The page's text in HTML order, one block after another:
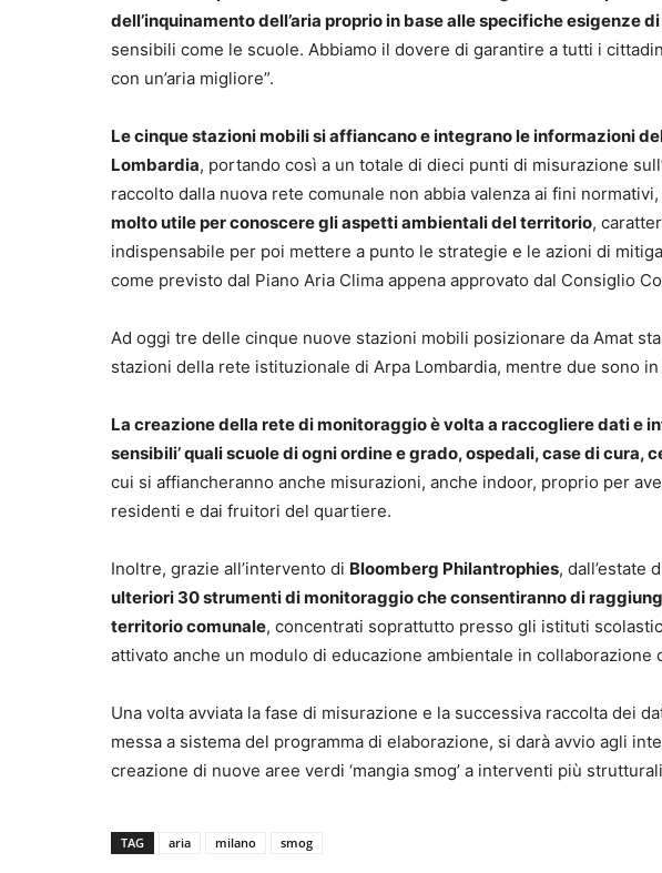
dell’inquinamento dell’aria proprio in base alle specifiche esigenze
sensibili come le scuole. Abbiamo il dovere di garantire a tutti i
con un’aria migliore”.
Le cinque stazioni mobili si affiancano e integrano le informazioni
Lombardia, portando così a un totale di dieci punti di misurazione
raccolto dalla nuova rete comunale non abbia valenza ai fini
molto utile per conoscere gli aspetti ambientali del territorio,
indispensabile per poi mettere a punto le strategie e le azioni di
come previsto dal Piano Aria Clima appena approvato dal Consiglio
Ad oggi tre delle cinque nuove stazioni mobili posizionare da Amat
stazioni della rete istituzionale di Arpa Lombardia, mentre due sono
La creazione della rete di monitoraggio è volta a raccogliere dati e
sensibili’ quali scuole di ogni ordine e grado, ospedali, case di
cui si affiancheranno anche misurazioni, anche indoor, proprio per
residenti e dai fruitori del quartiere.
Inoltre, grazie all’intervento di Bloomberg Philantrophies, dall’estate
ulteriori 30 strumenti di monitoraggio che consentiranno di
territorio comunale, concentrati soprattutto presso gli istituti
attivato anche un modulo di educazione ambientale in collaborazione
Una volta avviata la fase di misurazione e la successiva raccolta dei
messa a sistema del programma di elaborazione, si darà avvio agli
creazione di nuove aree verdi ‘mangia smog’ a interventi più
TAG aria milano smog